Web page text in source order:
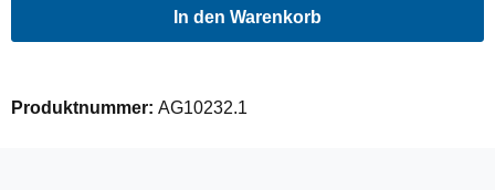
In den Warenkorb
Produktnummer: AG10232.1